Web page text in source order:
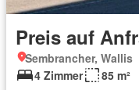
Preis auf
Sembrancher, Wallis
4 Zimmer
85 m²